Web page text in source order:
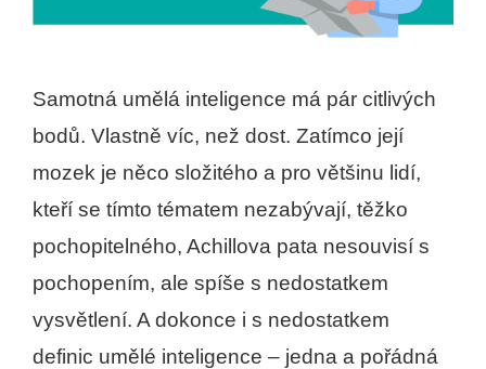
Samotná umělá inteligence má pár citlivých
bodů. Vlastně víc, než dost. Zatímco její
mozek je něco složitého a pro většinu lidí,
kteří se tímto tématem nezabývají, těžko
pochopitelného, Achillova pata nesouvisí s
pochopením, ale spíše s nedostatkem
vysvětlení. A dokonce i s nedostatkem
definic umělé inteligence – jedna a pořádná